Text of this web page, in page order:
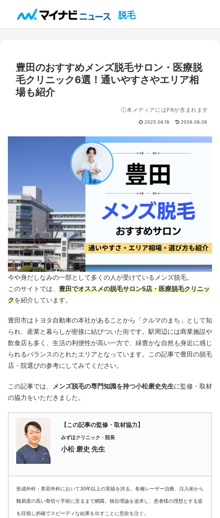
脱毛
豊田のおすすめメンズ脱毛サロン・医療脱
毛クリニック6選！通いやすさやエリア相
場も紹介
ⓘ本メディアにはPRが含まれます
2025.06.18 2026.08.06
今や身だしなみの一部として多くの人が受けているメンズ脱毛。
このサイトでは、 豊田でオススメの脱毛サロン5店・医療脱毛クリニッ
クを紹介しています。
豊田市はトヨタ自動車の本社があることから「クルマのまち」として知
られ、産業と暮らしが密接に結びついた街です。駅周辺には商業施設や
飲食店も多く、生活の利便性が高い一方で、緑豊かな自然も身近に感じ
られるバランスのとれたエリアとなっています。この記事で豊田の脱毛
店・院選びの参考にしてみてください。
この記事では、 メンズ脱毛の専門知識を持つ小松磨史先生に監修・取材
の協力をいただきました。
【この記事の監修・取材協力】
みずほクリニック・院長
小松 磨史 先生
形成外科・美容外科において30年以上の実績を誇る。各種レーザー治療、注入術から
難易度の高い骨切り手術に至るまで網羅。独自理論を追求し、患者様の理想とする姿
を目指し的確でスピーディな結果を出すことに意欲を注ぐ。